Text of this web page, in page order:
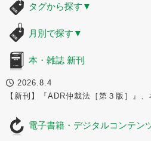
タグから探す ▼
月別で探す ▼
本・雑誌 新刊
2026.8.4
【新刊】『ADR仲裁法［第３版］』
電子書籍・デジタルコンテン